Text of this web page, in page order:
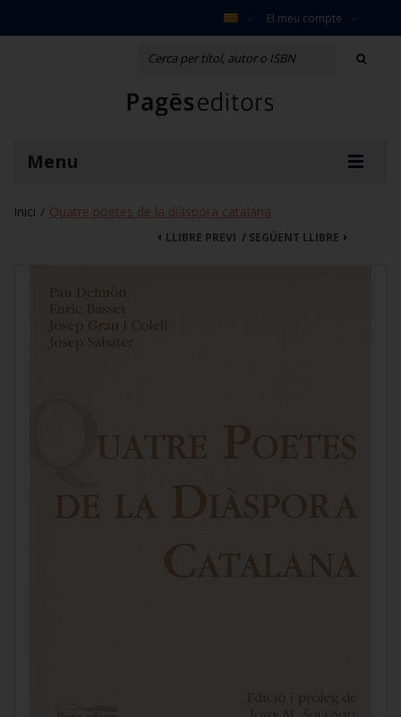
El meu compte
Menu
Inici / Quatre poetes de la diàspora catalana
SEGÜENT LLIBRE
LLIBRE PREVI /